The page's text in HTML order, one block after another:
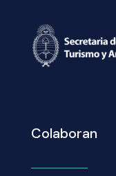
Colaboran